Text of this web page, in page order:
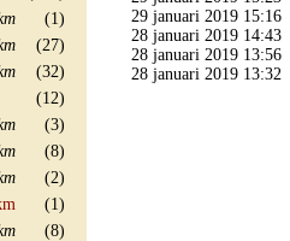
(1)
(27)
(32)
(12)
(3)
(8)
(2)
(1)
(8)
29 januari 2019 15:16
28 januari 2019 14:43
28 januari 2019 13:56
28 januari 2019 13:32